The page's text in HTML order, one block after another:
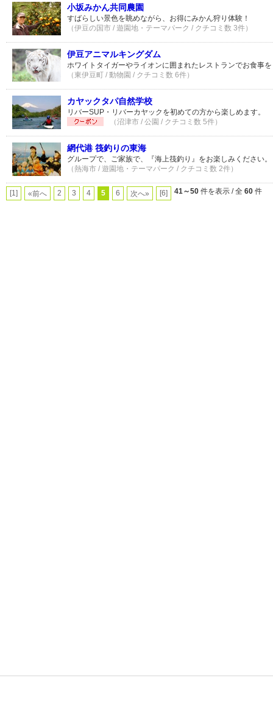
小坂みかん共同農園
すばらしい景色を眺めながら、お得にみかん狩り体験！
（伊豆の国市 / 遊園地・テーマパーク / クチコミ数 3件）
伊豆アニマルキングダム
ホワイトタイガーやライオンに囲まれたレストランでお食事
（東伊豆町 / 動物園 / クチコミ数 6件）
カヤックタパ自然学校
リバーSUP・リバーカヤックを初めての方から楽しめます。
（沼津市 / 公園 / クチコミ数 5件）
網代港 筏釣りの東海
グループで、ご家族で、『海上筏釣り』をお楽しみください。
（熱海市 / 遊園地・テーマパーク / クチコミ数 2件）
[1] «前へ 2 3 4 5 6 次へ» [6] 41～50 件を表示 / 全 60 件